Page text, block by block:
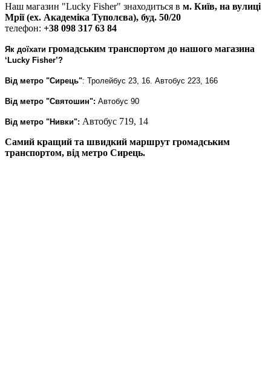
Наш магазин "Lucky Fisher" знаходиться в м. Київ, на вулиці
Мрії (ex. Академіка Туполєва), буд. 50/20
телефон: +38 098 317 63 84
Як доїхати громадським транспортом до нашого магазина
‘Lucky Fisher’?
Від метро "Сирець": Тролейбус 23, 16. Автобус 223, 166
Від метро "Святошин": Автобус 90
Від метро "Нивки": Автобус 719, 14
Самий кращий та швидкий маршрут громадським
транспортом, від метро Сирець.